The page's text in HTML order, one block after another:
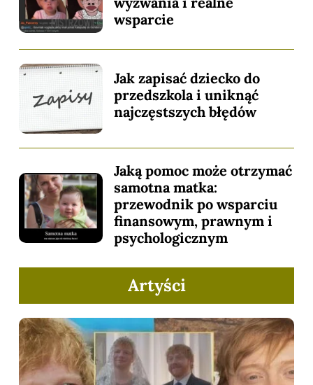
wsparcie
Jak zapisać dziecko do
przedszkola i uniknąć
najczęstszych błędów
Jaką pomoc może otrzymać
samotna matka:
przewodnik po wsparciu
finansowym, prawnym i
psychologicznym
Artyści